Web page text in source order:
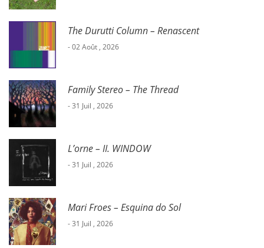
The Durutti Column – Renascent
- 02 Août , 2026
Family Stereo – The Thread
- 31 Juil , 2026
L’orne – II. WINDOW
- 31 Juil , 2026
Mari Froes – Esquina do Sol
- 31 Juil , 2026